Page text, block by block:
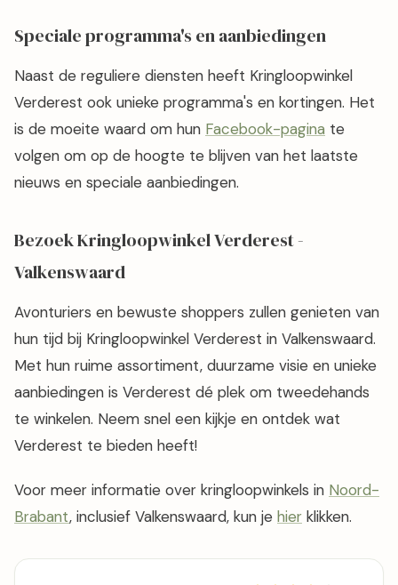
Speciale programma's en aanbiedingen
Naast de reguliere diensten heeft Kringloopwinkel
Verderest ook unieke programma's en kortingen. Het
is de moeite waard om hun Facebook-pagina te
volgen om op de hoogte te blijven van het laatste
nieuws en speciale aanbiedingen.
Bezoek Kringloopwinkel Verderest -
Valkenswaard
Avonturiers en bewuste shoppers zullen genieten van
hun tijd bij Kringloopwinkel Verderest in Valkenswaard.
Met hun ruime assortiment, duurzame visie en unieke
aanbiedingen is Verderest dé plek om tweedehands
te winkelen. Neem snel een kijkje en ontdek wat
Verderest te bieden heeft!
Voor meer informatie over kringloopwinkels in Noord-
Brabant, inclusief Valkenswaard, kun je hier klikken.